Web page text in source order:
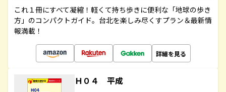
これ１冊にすべて凝縮！軽くて持ち歩きに便利な「地球の歩き
方」のコンパクトガイド。台北を楽しみ尽くすプラン＆最新情
報満載！
詳細を見る
Ｈ０４ 平成